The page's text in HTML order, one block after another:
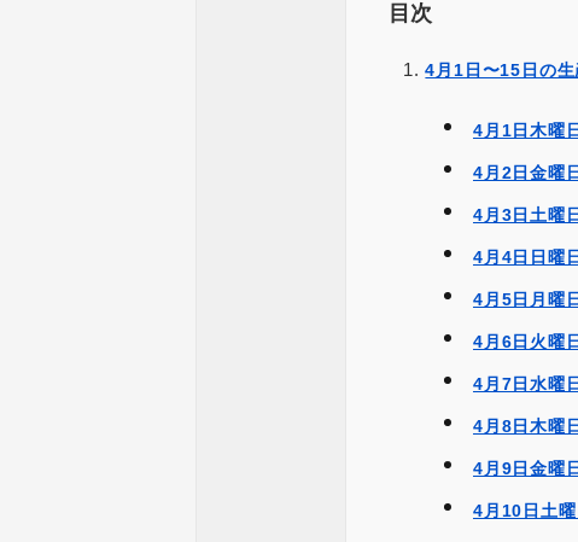
目次
4月1日〜15日の生
4月1日木曜
4月2日金曜
4月3日土曜
4月4日日曜
4月5日月曜
4月6日火曜
4月7日水曜
4月8日木曜
4月9日金曜
4月10日土曜